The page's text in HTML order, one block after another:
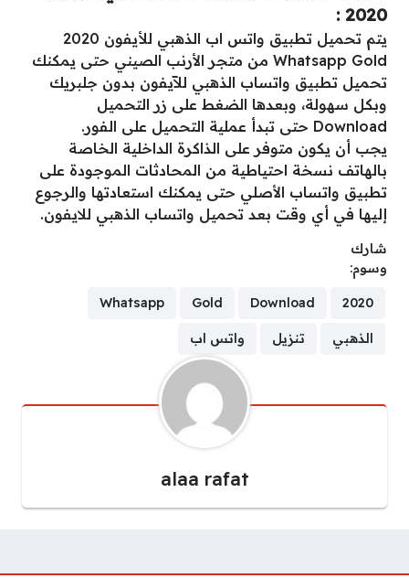
2020 :
يتم تحميل تطبيق واتس اب الذهبي للأيفون 2020
Whatsapp Gold من متجر الأرنب الصيني حتى يمكنك
تحميل تطبيق واتساب الذهبي للآيفون بدون جلبريك
وبكل سهولة، وبعدها الضغط على زر التحميل
Download حتى تبدأ عملية التحميل على الفور.
يجب أن يكون متوفر على الذاكرة الداخلية الخاصة
بالهاتف نسخة احتياطية من المحادثات الموجودة على
تطبيق واتساب الأصلي حتى يمكنك استعادتها والرجوع
إليها في أي وقت بعد تحميل واتساب الذهبي للايفون.
شارك
وسوم:
2020
Download
Gold
Whatsapp
الذهبي تنزيل واتس اب
alaa rafat